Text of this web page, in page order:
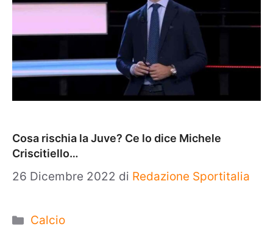
Cosa rischia la Juve? Ce lo dice Michele
Criscitiello…
26 Dicembre 2022 di Redazione Sportitalia
Categorie
Calcio